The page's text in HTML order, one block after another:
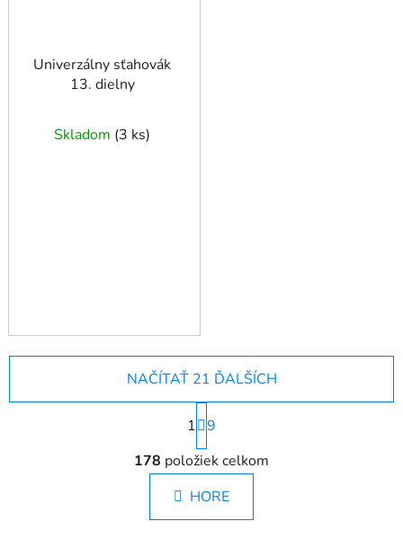
Univerzálny sťahovák
13. dielny
Skladom (3 ks)
O
v
l
á
d
NAČÍTAŤ 21 ĎALŠÍCH
S
t
r
á
n
k
1 9
178 položiek celkom
HORE